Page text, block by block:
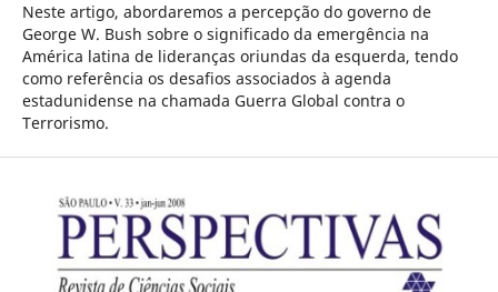
Neste artigo, abordaremos a percepção do governo de
George W. Bush sobre o significado da emergência na
América latina de lideranças oriundas da esquerda, tendo
como referência os desafios associados à agenda
estadunidense na chamada Guerra Global contra o
Terrorismo.